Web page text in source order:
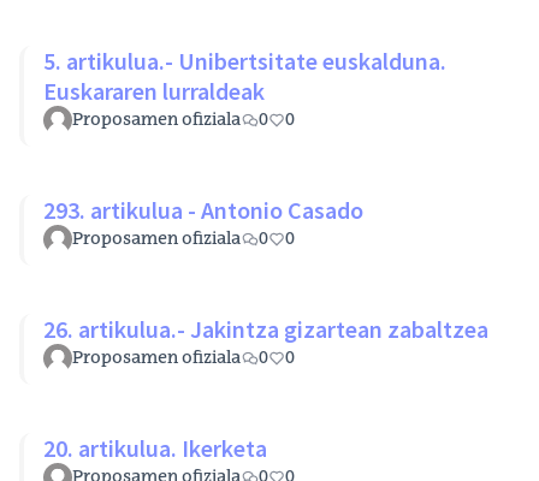
5. artikulua.- Unibertsitate euskalduna.
Euskararen lurraldeak
Proposamen ofiziala 0 0
293. artikulua - Antonio Casado
Proposamen ofiziala 0 0
26. artikulua.- Jakintza gizartean zabaltzea
Proposamen ofiziala 0 0
20. artikulua. Ikerketa
Proposamen ofiziala 0 0